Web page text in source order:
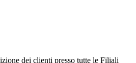
dei clienti presso tutte le Filiali